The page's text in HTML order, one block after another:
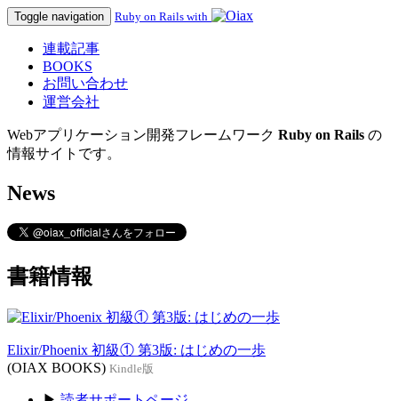
Toggle navigation Ruby on Rails with
連載記事
BOOKS
お問い合わせ
運営会社
Webアプリケーション開発フレームワーク Ruby on Rails の
情報サイトです。
News
書籍情報
Elixir/Phoenix 初級① 第3版: はじめの一歩
(OIAX BOOKS) Kindle版